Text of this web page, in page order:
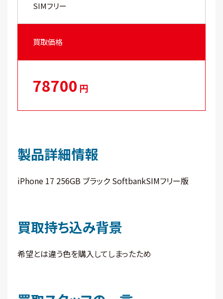
SIMフリー
買取価格
78700 円
製品詳細情報
iPhone 17 256GB ブラック SoftbankSIMフリー版
買取持ち込み背景
希望とは違う色を購入してしまったため